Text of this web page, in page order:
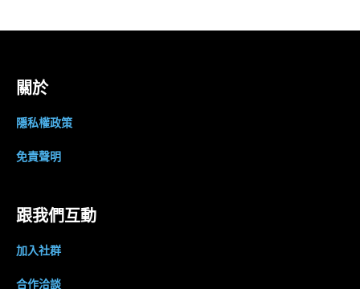
關於
隱私權政策
免責聲明
跟我們互動
加入社群
合作洽談